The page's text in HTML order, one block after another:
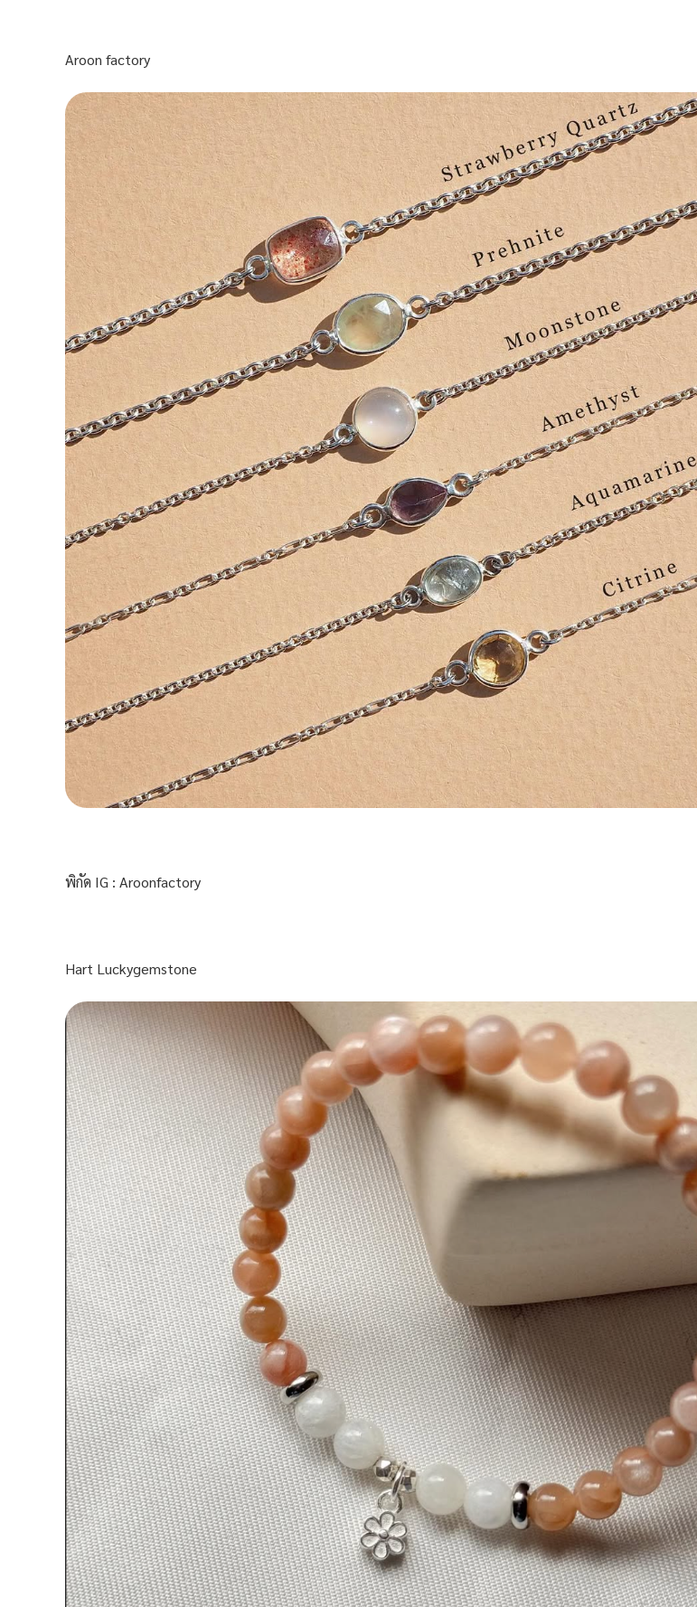
Aroon factory
พิกัด IG : Aroonfactory
Hart Luckygemstone